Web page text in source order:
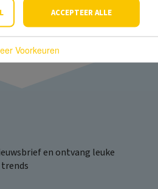
en ontvang leuke
ACCEPTEER ALLE
Voorkeuren